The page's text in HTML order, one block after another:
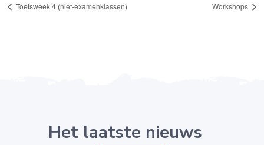
Toetsweek 4 (niet-examenklassen) Workshops
Het laatste nieuws